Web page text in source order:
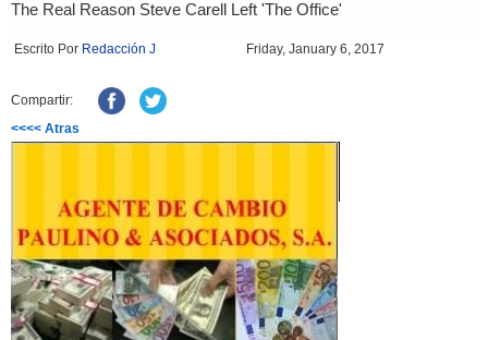
Escrito Por Redacción J Friday, January 6, 2017
Compartir:
<<<< Atras